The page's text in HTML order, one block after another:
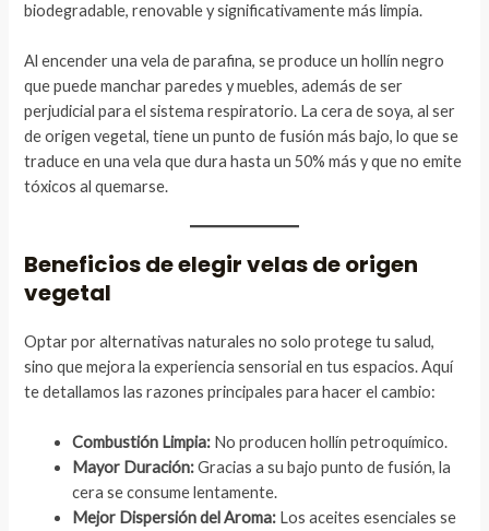
biodegradable, renovable y significativamente más limpia.
Al encender una vela de parafina, se produce un hollín negro
que puede manchar paredes y muebles, además de ser
perjudicial para el sistema respiratorio. La cera de soya, al ser
de origen vegetal, tiene un punto de fusión más bajo, lo que se
traduce en una vela que dura hasta un 50% más y que no emite
tóxicos al quemarse.
Beneficios de elegir velas de origen
vegetal
Optar por alternativas naturales no solo protege tu salud,
sino que mejora la experiencia sensorial en tus espacios. Aquí
te detallamos las razones principales para hacer el cambio:
Combustión Limpia: No producen hollín petroquímico.
Mayor Duración:Gracias a su bajo punto de fusión, la
cera se consume lentamente.
Mejor Dispersión del Aroma: Los aceites esenciales se